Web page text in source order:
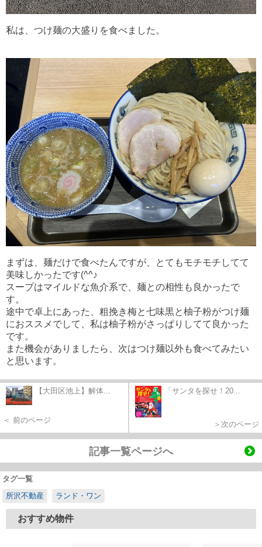
私は、つけ麺の大盛りを食べました。
まずは、麺だけで食べたんですが、とてもモチモチしてて
美味しかったです(^^♪
スープはマイルドな魚介系で、麺との相性も良かったで
す。
途中で卓上にあった、粗挽き梅と七味黒と柚子粉がつけ麺
におススメでして、私は柚子粉がさっぱりしてて良かった
です。
また機会がありましたら、次はつけ麺以外も食べてみたい
と思います。
【大田区池上】解体...
＜ 前のページ
「サンタを探せ！20...
＞次のページ
記事一覧ページへ
タグ一覧
所沢不動産
ランド・ワン
おすすめ物件